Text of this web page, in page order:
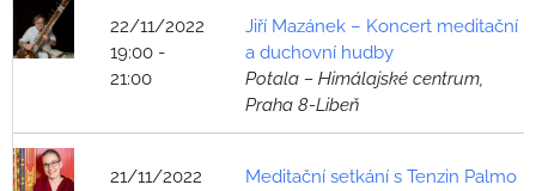
22/11/2022
19:00 -
21:00
Jiří Mazánek – Koncert meditační
a duchovní hudby
Potala – Himálajské centrum,
Praha 8-Libeň
21/11/2022
Meditační setkání s Tenzin Palmo